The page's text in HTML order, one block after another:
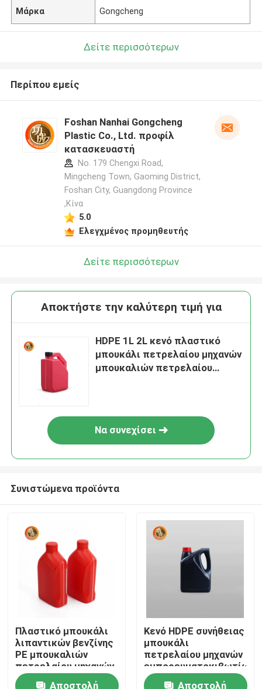
Αρχική Σελίδα
Προϊόντα
Βίντεο
Μάρκα Gongcheng
Δείτε περισσότερων
Περίπου εμείς
Foshan Nanhai Gongcheng
Plastic Co., Ltd. προφίλ
κατασκευαστή
No. 179 Chengxi Road,
Mingcheng Town, Gaoming District,
Foshan City, Guangdong Province
,Κίνα
5.0
Ελεγχμένος προμηθευτής
Δείτε περισσότερων
Αποκτήστε την καλύτερη τιμή για
HDPE 1L 2L κενό πλαστικό
μπουκάλι πετρελαίου μηχανών
μπουκαλιών πετρελαίου
Να συνεχίσει
Συνιστώμενα προϊόντα
Πλαστικό μπουκάλι
λιπαντικών βενζίνης
PE μπουκαλιών
πετρελαίου μηχανών
ετικετών συνήθειας
Αποστολή
Κενό HDPE συνήθειας
μπουκάλι
πετρελαίου μηχανών
εμπορευματοκιβωτίων
πετρελαίου μηχανών
Αποστολή